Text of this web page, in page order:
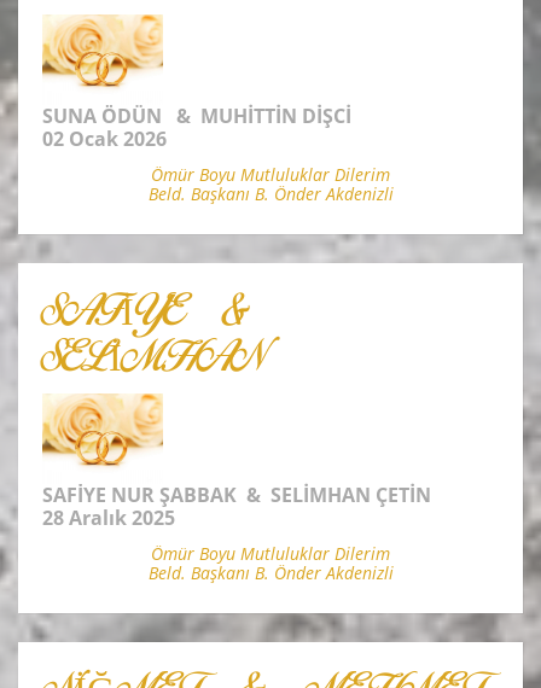
SUNA ÖDÜN & MUHİTTİN DİŞCİ
02 Ocak 2026
Ömür Boyu Mutluluklar Dilerim
Beld. Başkanı B. Önder Akdenizli
SAFİYE &
SELİMHAN
SAFİYE NUR ŞABBAK & SELİMHAN ÇETİN
28 Aralık 2025
Ömür Boyu Mutluluklar Dilerim
Beld. Başkanı B. Önder Akdenizli